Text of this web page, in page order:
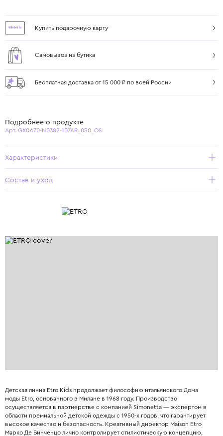
Купить подарочную карту
Самовывоз из бутика
Бесплатная доставка от 15 000 ₽ по всей России
Подробнее о продукте
Арт. GX0A70-N0382-107AR_050_OS
Характеристики
Состав и уход
Детская линия Etro Kids продолжает философию итальянского Дома
моды Etro, основанного в Милане в 1968 году. Производство
осуществляется в партнерстве с компанией Simonetta — экспертом в
области премиальной детской одежды с 1950-х годов, что гарантирует
высокое качество и безопасность. Креативный директор Maison Etro
Марко Де Винченцо лично контролирует стилистическую концепцию,